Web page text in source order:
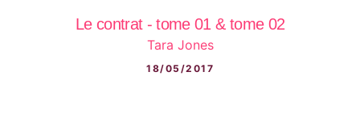
Le contrat - tome 01 & tome 02
Tara Jones
18/05/2017